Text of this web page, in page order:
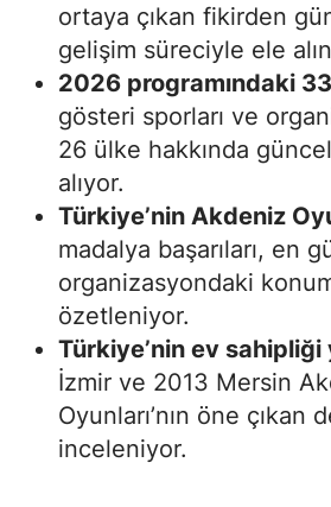
ortaya çıkan fikirden
gelişim süreciyle ele
2026 programındaki
gösteri sporları ve
26 ülke hakkında
alıyor.
Türkiye’nin Akdeniz
madalya başarıları, en
organizasyondaki
özetleniyor.
Türkiye’nin ev sahipliği
İzmir ve 2013 Mersin
Oyunları’nın öne çıkan
inceleniyor.